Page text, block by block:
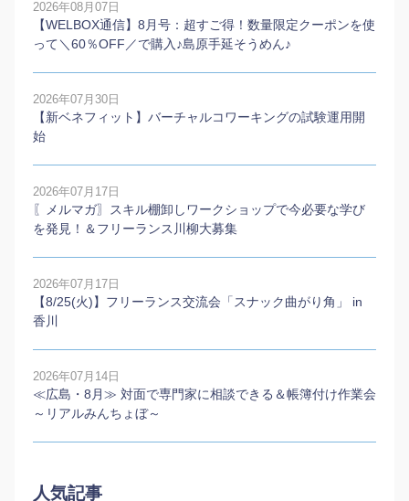
2026年08月07日
【WELBOX通信】8月号：超すご得！数量限定クーポンを使
って＼60％OFF／で購入♪島原手延そうめん♪
2026年07月30日
【新ベネフィット】バーチャルコワーキングの試験運用開
始
2026年07月17日
〖メルマガ〗スキル棚卸しワークショップで今必要な学び
を発見！＆フリーランス川柳大募集
2026年07月17日
【8/25(火)】フリーランス交流会「スナック曲がり角」 in
香川
2026年07月14日
≪広島・8月≫ 対面で専門家に相談できる＆帳簿付け作業会
～リアルみんちょぼ～
人気記事